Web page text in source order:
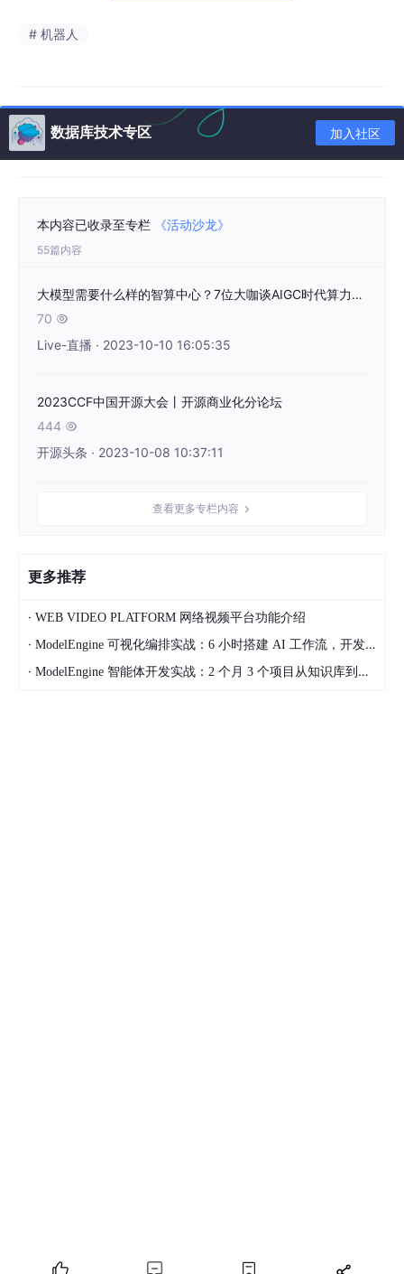
我们有理由相信，未来几年中国服务机器人产业将继续保持快速增
长的态势。
外业务市场占据了高位？现有的市场玩家的发展路径又该如何复
刻？
欢迎阅读TE智库（ID：TEinstitute）《刻画未来的道路：中国服务
报告PDF获取方式
关注「TE智库」公众号，后台回复“服务机器人报告”或“服务机器
点击「查看原文」跳转至TE官网获取下载链接；
# 机器人
数据库技术专区 加入社区
本内容已收录至专栏 《活动沙龙》
55篇内容
大模型需要什么样的智算中心？7位大咖谈AIGC时代算力挑战与风口丨GACS 2023
70 
Live-直播 · 2023-10-10 16:05:35
2023CCF中国开源大会丨开源商业化分论坛
444 
开源头条 · 2023-10-08 10:37:11
查看更多专栏内容
更多推荐
· WEB VIDEO PLATFORM 网络视频平台功能介绍
· ModelEngine 可视化编排实战：6 小时搭建 AI 工作流，开发效率提升 10 倍完整指南
· ModelEngine 智能体开发实战：2 个月 3 个项目从知识库到多 Agent 协作完整指南